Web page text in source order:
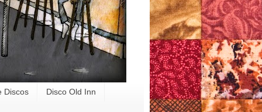
Discos Disco Old Inn